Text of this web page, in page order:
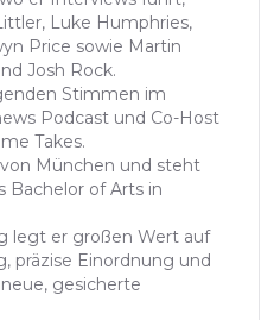
Luke Humphries,
Price sowie Martin
Josh Rock.
Stimmen im
Podcast und Co-Host
Takes.
München und steht
Bachelor of Arts in
legt er großen Wert auf
präzise Einordnung und
gesicherte